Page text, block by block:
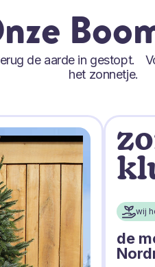
de aarde in gestopt.
het zonnetje.
wij
de